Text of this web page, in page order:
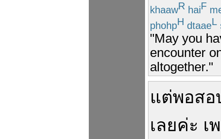
khaawR haiF
phohpH dtaaeL
"May you
encounter
altogether."
แต่พอสอ
เลยค่ะ เ